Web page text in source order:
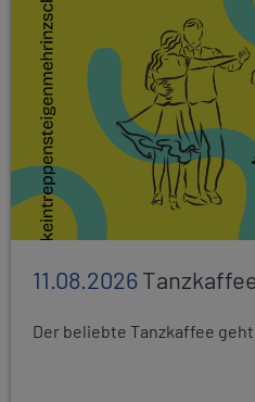
11.08.2026
Der beliebte Tanzkaffee